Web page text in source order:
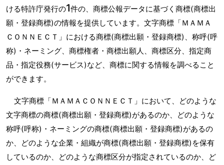
ける特許庁発行の1件の、商標公報データに基づく商標(商標出
願・登録商標)の情報を提供しています。文字商標「ＭＡＭＡ
ＣＯＮＮＥＣＴ」における商標(商標出願・登録商標)、称呼(呼
称)・ネーミング、商標権者・商標出願人、商標区分、指定商
品・指定役務(サービス)など、商標に関する情報を調べること
ができます。
文字商標「ＭＡＭＡＣＯＮＮＥＣＴ」において、どのような
文字商標の商標(商標出願・登録商標)があるのか、どのような
称呼(呼称)・ネーミングの商標(商標出願・登録商標)があるの
か、どのような企業・組織が商標(商標出願・登録商標)を保有
しているのか、どのような商標区分が指定されているのか、ど